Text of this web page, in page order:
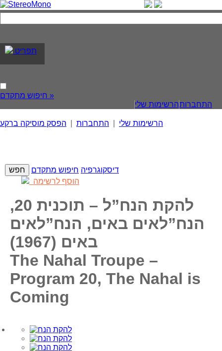
תפריט
חיפוש מתקדם »
התחברותהרשימות שלי
הרשימות שלי התחברות הפסק מוסיקה ברקע
דיסקוגרפיה חיפוש מתקדם
הוסף לרשימה
להקת הנח”ל – תוכנית 20,
הנח”לאים באים, הנח”לאים
באים (1967)
The Nahal Troupe –
Program 20, The Nahal is
Coming